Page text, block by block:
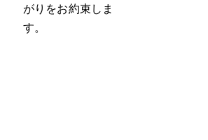
がりをお約束しま
す。